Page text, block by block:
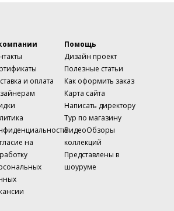
и оплата
на
Помощь
Дизайн проект
Полезные статьи
Как оформить заказ
Карта сайта
Написать директору
Тур по магазину
ВидеоОбзоры
коллекций
Представлены в
шоуруме